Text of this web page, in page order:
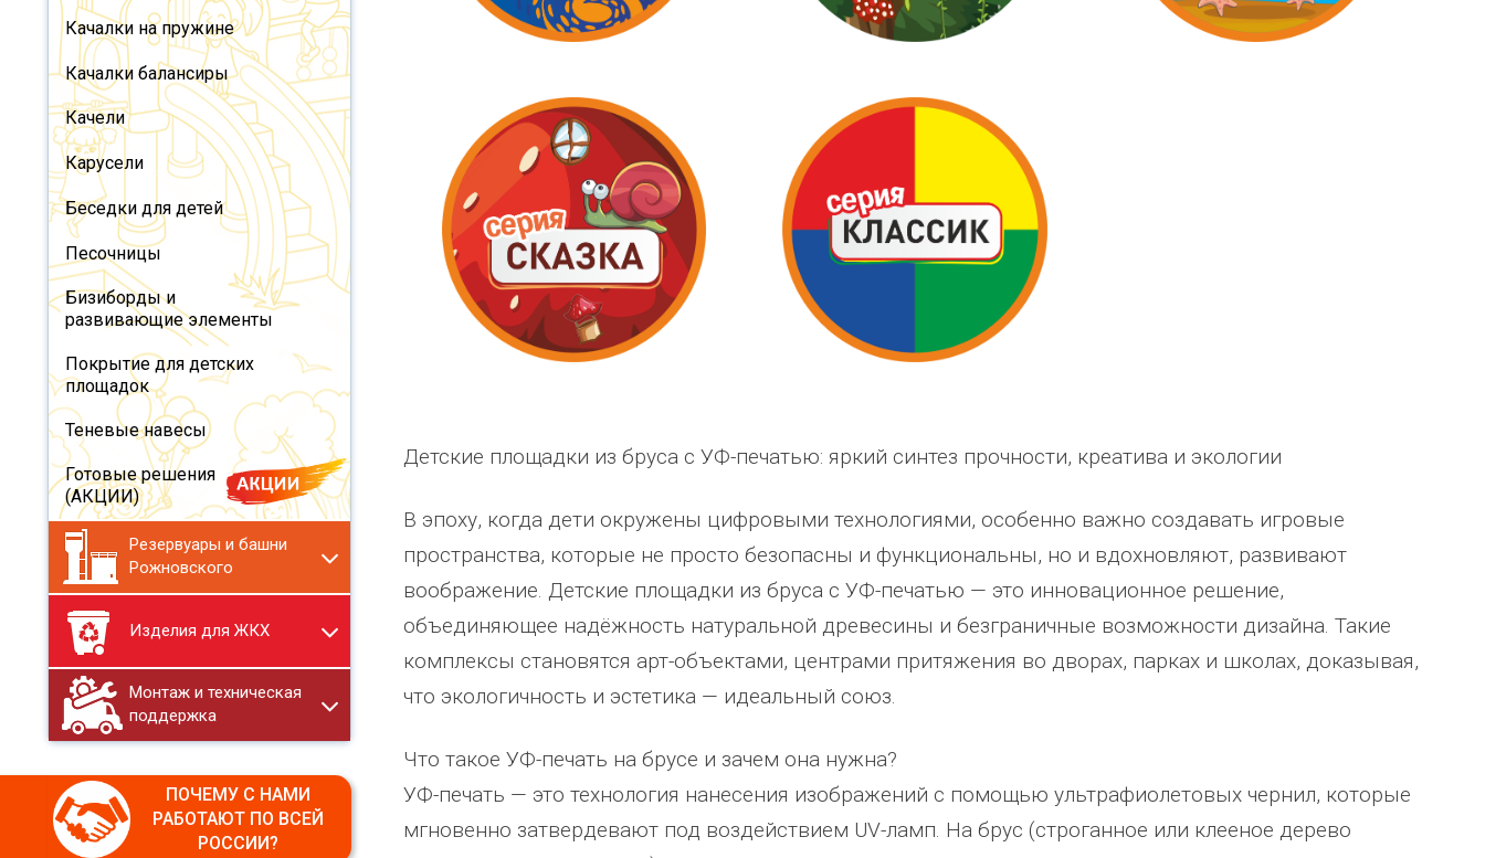
Качалки на пружине
Качалки балансиры
Качели
Карусели
Беседки для детей
Песочницы
Бизиборды и
развивающие элементы
Покрытие для детских
площадок
Теневые навесы
Готовые решения
(АКЦИИ)
Резервуары и башни
Рожновского
Изделия для ЖКХ
Монтаж и техническая
поддержка
ПОЧЕМУ С НАМИ
РАБОТАЮТ ПО ВСЕЙ
РОССИИ?
Детские площадки из бруса с УФ-печатью: яркий синтез прочности, креатива и экологии
В эпоху, когда дети окружены цифровыми технологиями, особенно важно создавать игровые
пространства, которые не просто безопасны и функциональны, но и вдохновляют, развивают
воображение. Детские площадки из бруса с УФ-печатью — это инновационное решение,
объединяющее надёжность натуральной древесины и безграничные возможности дизайна. Такие
комплексы становятся арт-объектами, центрами притяжения во дворах, парках и школах, доказывая,
что экологичность и эстетика — идеальный союз.
Что такое УФ-печать на брусе и зачем она нужна?
УФ-печать — это технология нанесения изображений с помощью ультрафиолетовых чернил, которые
мгновенно затвердевают под воздействием UV-ламп. На брус (строганное или клееное дерево